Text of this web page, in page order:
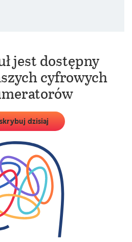
jest dostępny
cyfrowych
dzisiaj